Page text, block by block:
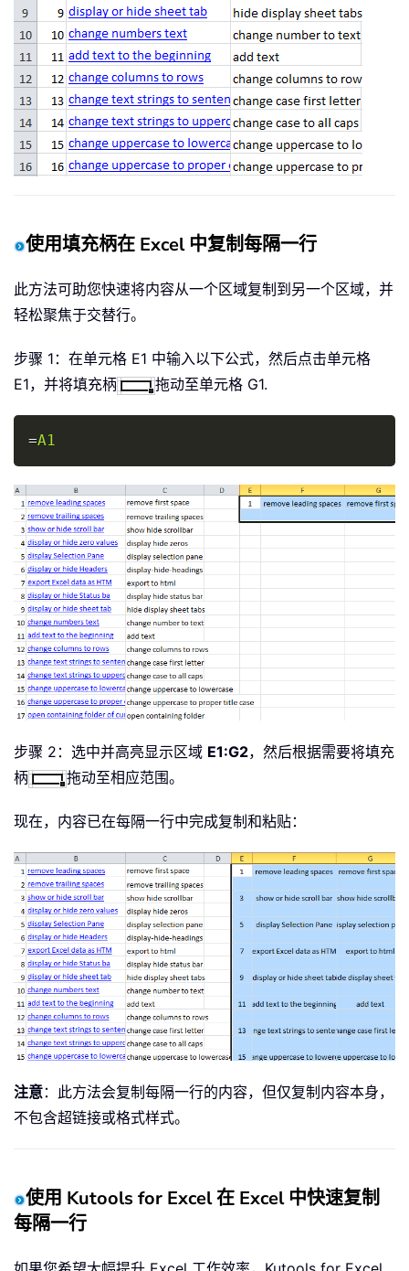
使用填充柄在 Excel 中复制每隔一行
此方法可助您快速将内容从一个区域复制到另一个区域，并
轻松聚焦于交替行。
步骤 1：在单元格 E1 中输入以下公式，然后点击单元格
E1，并将填充柄
拖动至单元格 G1.
=A1
步骤 2：选中并高亮显示区域 E1:G2，然后根据需要将填充
柄
拖动至相应范围。
现在，内容已在每隔一行中完成复制和粘贴：
注意：此方法会复制每隔一行的内容，但仅复制内容本身，
不包含超链接或格式样式。
使用 Kutools for Excel 在 Excel 中快速复制
每隔一行